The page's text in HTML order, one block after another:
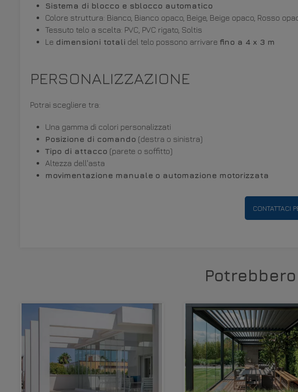
Sistema di blocco e sblocco automatico
Colore struttura: Bianco, Bianco opaco, Beige, Beige opaco, Rosso
Tessuto telo a scelta: PVC, PVC rigato, Soltis
Le dimensioni totali del telo possono arrivare fino a 4 x 3 m
PERSONALIZZAZIONE
Potrai scegliere tra:
Una gamma di colori personalizzati
Posizione di comando (destra o sinistra)
Tipo di attacco (parete o soffitto)
Altezza dell'asta
movimentazione manuale o automazione motorizzata
CONTATTACI